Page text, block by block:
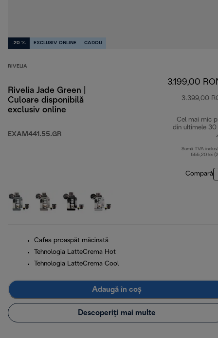
-20 % EXCLUSIV ONLINE CADOU
RIVELIA
Rivelia Jade Green |
Culoare disponibilă
exclusiv online
EXAM441.55.GR
3.199,00
3.399,00
Cel mai mic
din ultimele 30
Sumă TVA
555,20 lei
Compară
Cafea proaspăt măcinată
Tehnologia LatteCrema Hot
Tehnologia LatteCrema Cool
Adaugă în coș
Descoperiți mai multe